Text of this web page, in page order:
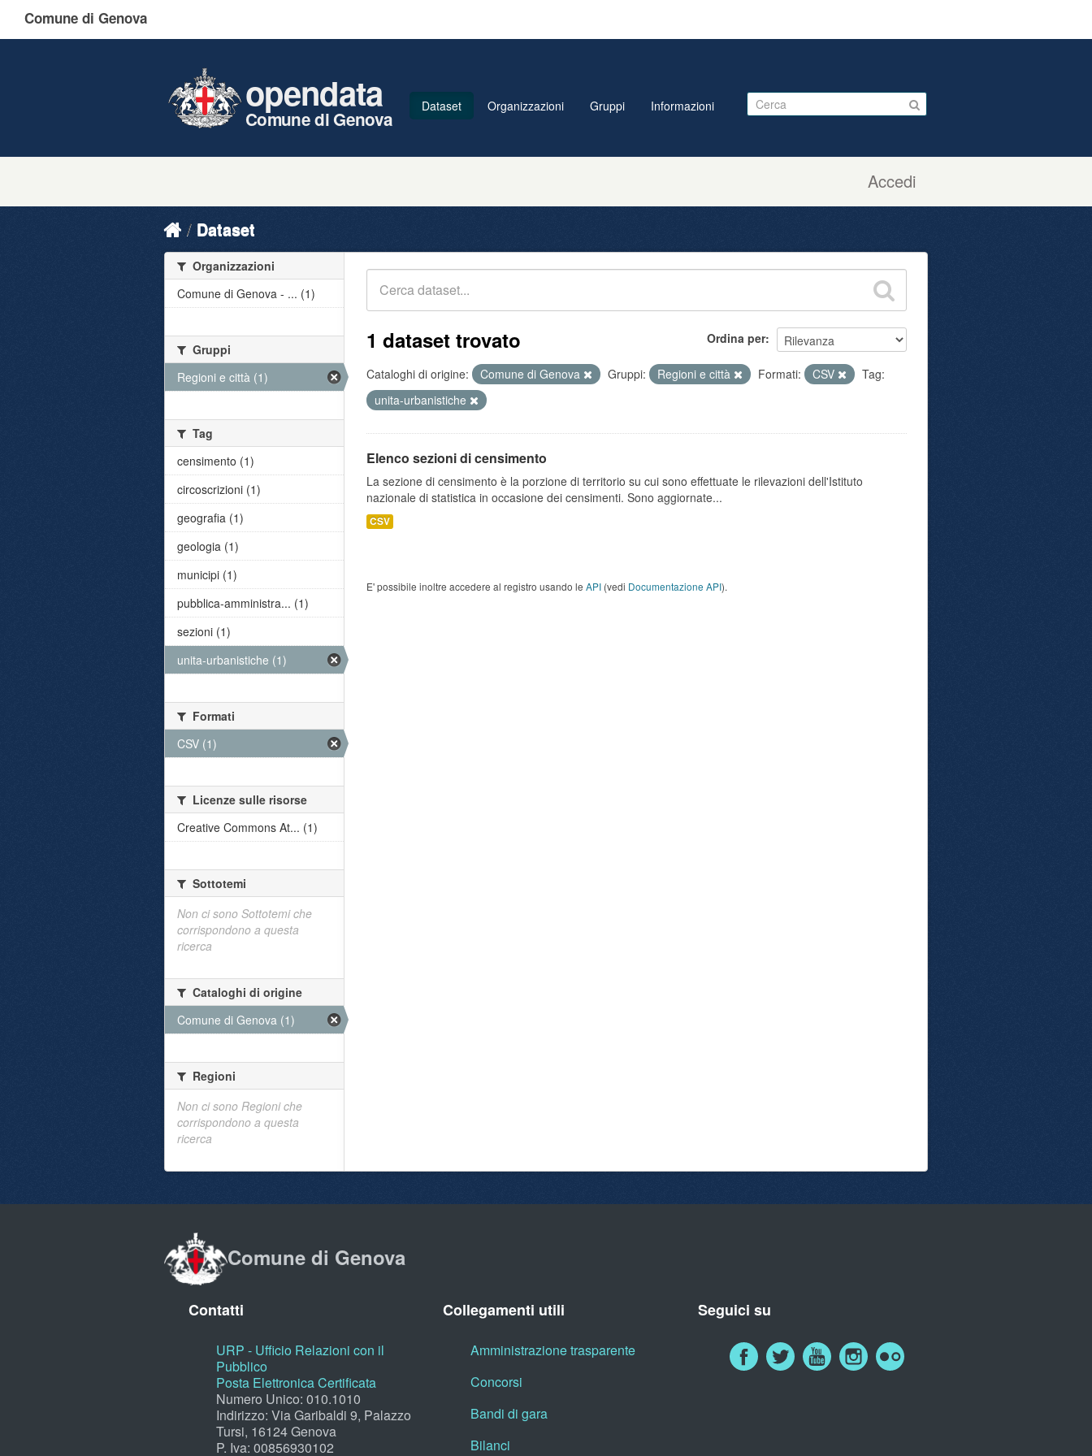
Comune di Genova
Accedi
opendata
Comune di Genova
Dataset Organizzazioni Gruppi Informazioni
Dataset
Ordina per
1 dataset trovato
Cataloghi di origine: Comune di Genova Gruppi: Regioni e città Formati: CSV
Tag:
unita-urbanistiche
Elenco sezioni di censimento
La sezione di censimento è la porzione di territorio su cui sono effettuate le rilevazioni dell'Istituto
nazionale di statistica in occasione dei censimenti. Sono aggiornate...
CSV
E' possibile inoltre accedere al registro usando le API (vedi Documentazione API).
Organizzazioni
Comune di Genova - ... (1)
Gruppi
Regioni e città (1)
Tag
censimento (1)
circoscrizioni (1)
geografia (1)
geologia (1)
municipi (1)
pubblica-amministra... (1)
sezioni (1)
unita-urbanistiche (1)
Formati
CSV (1)
Licenze sulle risorse
Creative Commons At... (1)
Sottotemi
Non ci sono Sottotemi che
corrispondono a questa
ricerca
Cataloghi di origine
Comune di Genova (1)
Regioni
Non ci sono Regioni che
corrispondono a questa
ricerca
Comune di Genova
Contatti
URP - Ufficio Relazioni con il
Pubblico
Posta Elettronica Certificata
Numero Unico: 010.1010
Indirizzo: Via Garibaldi 9, Palazzo
Tursi, 16124 Genova
P. Iva: 00856930102
Collegamenti utili
Amministrazione trasparente
Concorsi
Bandi di gara
Bilanci
Seguici su